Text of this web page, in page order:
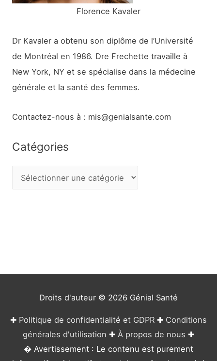
Florence Kavaler
Dr Kavaler a obtenu son diplôme de l’Université
de Montréal en 1986. Dre Frechette travaille à
New York, NY et se spécialise dans la médecine
générale et la santé des femmes.
Contactez-nous à : mis@genialsante.com
Catégories
Droits d'auteur © 2026 Génial Santé
✚ Politique de confidentialité et GDPR ✚ Conditions
générales d'utilisation ✚ À propos de nous ✚
� Avertissement : Le contenu est purement